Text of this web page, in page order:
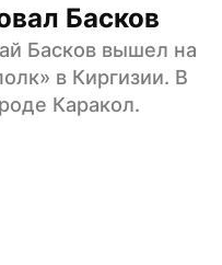
Басков
Басков вышел на
в Киргизии. В
Каракол.